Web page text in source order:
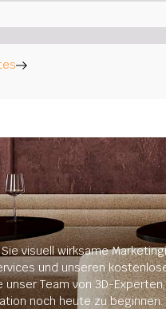
visuell wirksame
und unseren
unser Team von 3D-
noch heute zu beginnen.